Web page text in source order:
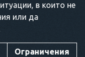
в които не
или да
Ограничения